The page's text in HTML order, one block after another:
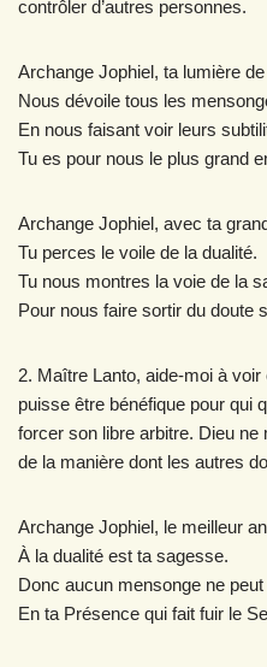
contrôler d’autres personnes.
Archange Jophiel, ta lumière
Nous dévoile tous les
En nous faisant voir leurs
Tu es pour nous le plus grand
Archange Jophiel, avec ta
Tu perces le voile de la dualité.
Tu nous montres la voie de la
Pour nous faire sortir du doute
2. Maître Lanto, aide-moi à voir
puisse être bénéfique pour qui
forcer son libre arbitre. Dieu ne
de la manière dont les autres
Archange Jophiel, le meilleur
À la dualité est ta sagesse.
Donc aucun mensonge ne
En ta Présence qui fait fuir le